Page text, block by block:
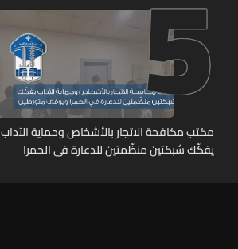
مكتب مكافحة الاتجار بالأشخاص وحماية الآداب
يفكّك شبكتين منظّمتين للدعارة في الحمرا